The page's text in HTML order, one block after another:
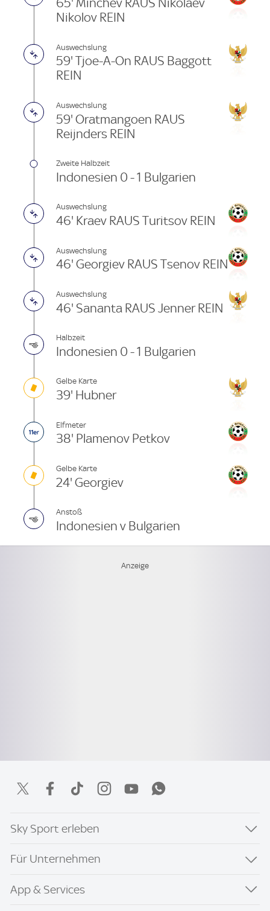
65' Minchev RAUS Nikolaev
Nikolov REIN
Auswechslung
59' Tjoe-A-On RAUS Baggott
REIN
Auswechslung
59' Oratmangoen RAUS
Reijnders REIN
Zweite Halbzeit
Indonesien 0 - 1 Bulgarien
Auswechslung
46' Kraev RAUS Turitsov REIN
Auswechslung
46' Georgiev RAUS Tsenov REIN
Auswechslung
46' Sananta RAUS Jenner REIN
Halbzeit
Indonesien 0 - 1 Bulgarien
Gelbe Karte
39' Hubner
Elfmeter
38' Plamenov Petkov
Gelbe Karte
24' Georgiev
Anstoß
Indonesien v Bulgarien
Sky Sport erleben
Für Unternehmen
App & Services